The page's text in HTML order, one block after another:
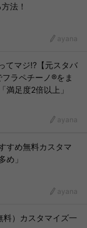
法！
ayana
てマジ!?【元スタバ
ラペチーノ®をま
満足度2倍以上」
ayana
すめ無料カスタマ
め」
ayana
料）カスタマイズ一